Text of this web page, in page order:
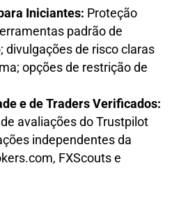
Iniciantes: Proteção
padrão de
divulgações de risco claras
opções de restrição de
e de Traders Verificados:
avaliações do Trustpilot
independentes da
FXScouts e